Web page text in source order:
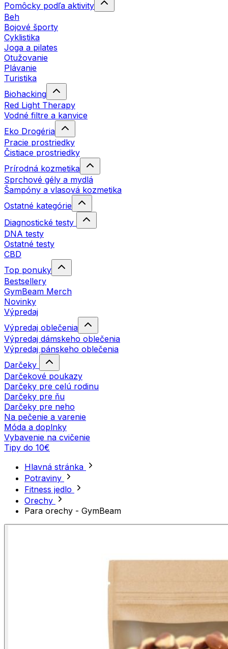
Pomôcky podľa aktivity
Beh
Bojové športy
Cyklistika
Joga a pilates
Otužovanie
Plávanie
Turistika
Biohacking
Red Light Therapy
Vodné filtre a kanvice
Eko Drogéria
Pracie prostriedky
Čistiace prostriedky
Prírodná kozmetika
Sprchové gély a mydlá
Šampóny a vlasová kozmetika
Ostatné kategórie
Diagnostické testy
DNA testy
Ostatné testy
CBD
Top ponuky
Bestsellery
GymBeam Merch
Novinky
Výpredaj
Výpredaj oblečenia
Výpredaj dámskeho oblečenia
Výpredaj pánskeho oblečenia
Darčeky
Darčekové poukazy
Darčeky pre celú rodinu
Darčeky pre ňu
Darčeky pre neho
Na pečenie a varenie
Móda a doplnky
Vybavenie na cvičenie
Tipy do 10€
Hlavná stránka
Potraviny
Fitness jedlo
Orechy
Para orechy - GymBeam